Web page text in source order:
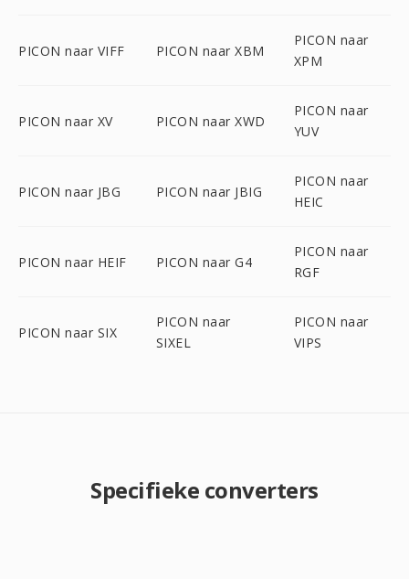
PICON naar VIFF PICON naar XBM
PICON naar
XPM
PICON naar XV PICON naar XWD
PICON naar
YUV
PICON naar JBG PICON naar JBIG
PICON naar
HEIC
PICON naar HEIF PICON naar G4
PICON naar
RGF
PICON naar SIX
PICON naar
SIXEL
PICON naar
VIPS
Specifieke converters